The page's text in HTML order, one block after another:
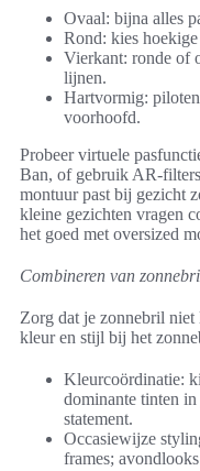
Ovaal: bijna alles
Rond: kies
Vierkant: ronde of
lijnen.
Hartvormig:
voorhoofd.
Probeer virtuele
Ban, of gebruik AR-
montuur past bij gezicht
kleine gezichten vragen
het goed met oversized
Combineren van
Zorg dat je zonnebril niet
kleur en stijl bij het
Kleurcoördinatie:
dominante tinten
statement.
Occasiewijze
frames;